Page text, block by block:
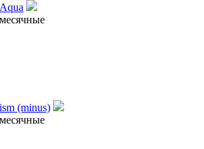
(minus)